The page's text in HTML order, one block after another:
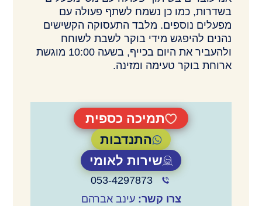
בשדרות, כמו כן נשמח לשתף פעולה עם
מפעלים נוספים. מלבד התעסוקה הקשישים
נהנים להיפגש מידי בוקר לשבת לשוחח
ולהעביר את היום בכייף, בשעה 10:00 מוגשת
ארוחת בוקר טעימה ומזינה.
תמיכה כספית
התנדבות
שירות לאומי
053-4297873
צרו קשר: עינב אברהם